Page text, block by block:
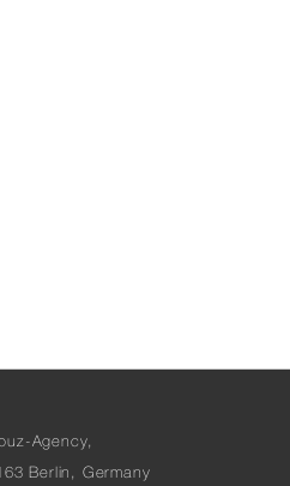
Agency,
Berlin , Germany